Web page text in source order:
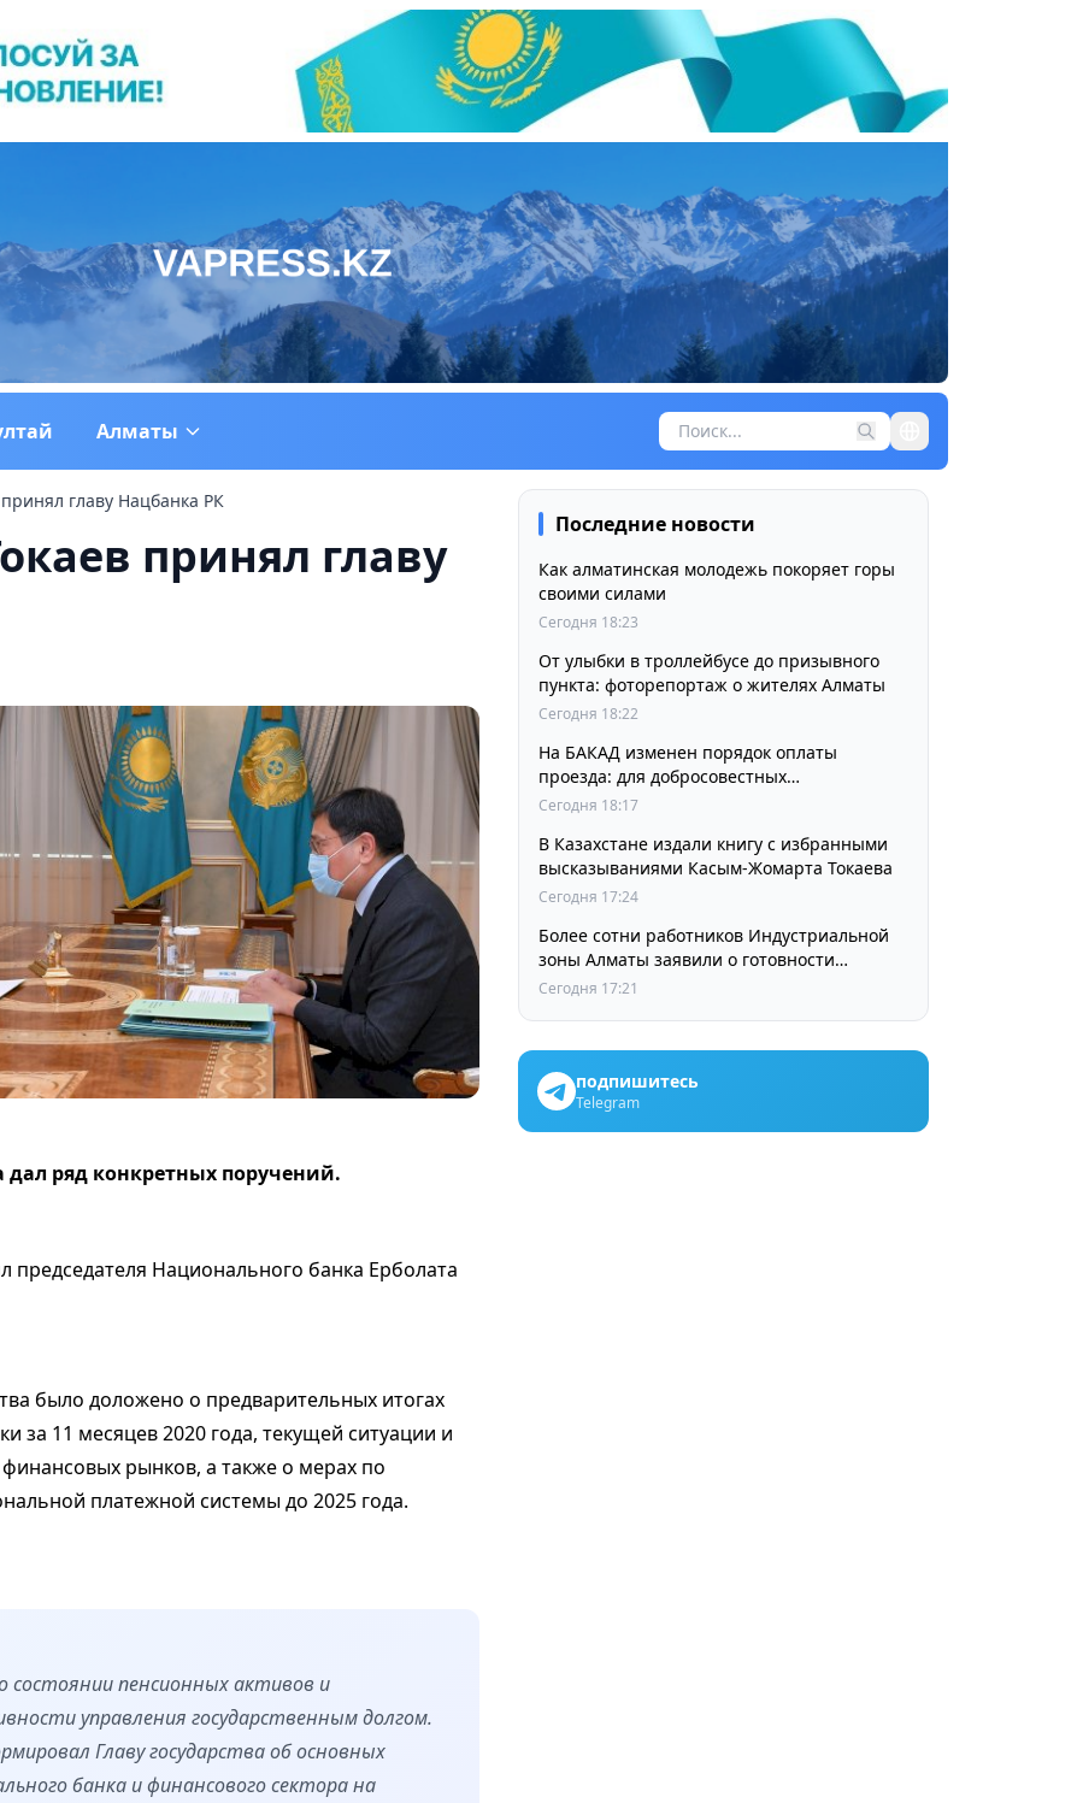
Алматы
главу Нацбанка РК
принял главу
дал ряд конкретных поручений.
Национального банка Ерболата
было доложено о предварительных итогах
за 11 месяцев 2020 года, текущей ситуации и
рынков, а также о мерах по
платежной системы до 2025 года.
пенсионных активов и
управления государственным долгом.
Главу государства об основных
банка и финансового сектора на
Последние новости
Как алматинская молодежь покоряет горы
своими силами
Сегодня 18:23
От улыбки в троллейбусе до призывного
пункта: фоторепортаж о жителях Алматы
Сегодня 18:22
На БАКАД изменен порядок оплаты
проезда: для добросовестных
пользователей стоимость остается
Сегодня 18:17
В Казахстане издали книгу с избранными
высказываниями Касым-Жомарта Токаева
Сегодня 17:24
Более сотни работников Индустриальной
зоны Алматы заявили о готовности
принять участие в выборах членов
Сегодня 17:21
подпишитесь
Telegram